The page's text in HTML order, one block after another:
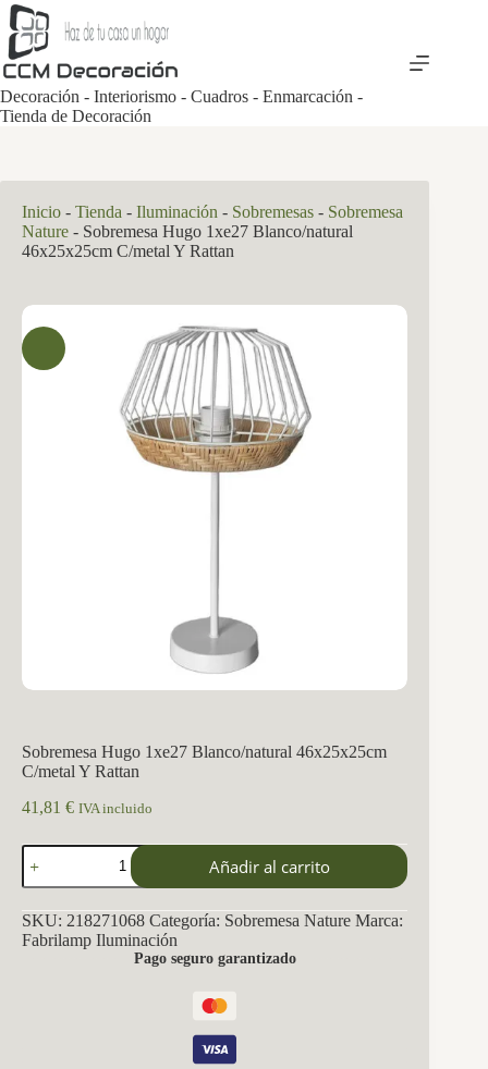
Saltar
al
contenido
Decoración - Interiorismo - Cuadros - Enmarcación -
Tienda de Decoración
Inicio - Tienda - Iluminación - Sobremesas - Sobremesa
Nature - Sobremesa Hugo 1xe27 Blanco/natural
46x25x25cm C/metal Y Rattan
Sobremesa Hugo 1xe27 Blanco/natural 46x25x25cm
C/metal Y Rattan
41,81 € IVA incluido
Sobremesa
Hugo
1xe27
Blanco/natural
46x25x25cm
C/metal
Añadir al carrito
SKU: 218271068 Categoría: Sobremesa Nature Marca:
Fabrilamp Iluminación
Pago seguro garantizado